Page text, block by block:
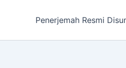
Penerjemah Resmi